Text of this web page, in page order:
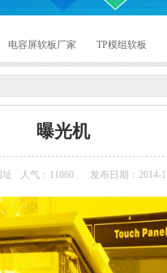
电容屏软板厂家 TP模组软板
曝光机
址 人气： 11860 发布日期：2014-